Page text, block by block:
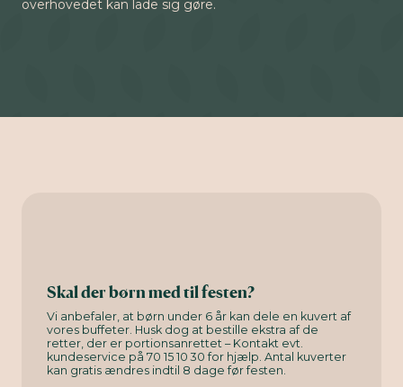
overhovedet kan lade sig gøre.
Skal der børn med til festen?
Vi anbefaler, at børn under 6 år kan dele en kuvert af
vores buffeter. Husk dog at bestille ekstra af de
retter, der er portionsanrettet – Kontakt evt.
kundeservice på 70 15 10 30 for hjælp. Antal kuverter
kan gratis ændres indtil 8 dage før festen.